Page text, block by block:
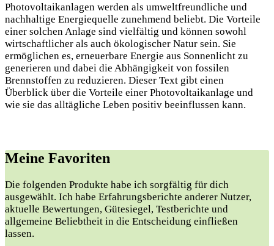
Photovoltaikanlagen werden als umweltfreundliche und
nachhaltige Energiequelle zunehmend beliebt. Die Vorteile
einer solchen Anlage sind vielfältig und können sowohl
wirtschaftlicher als auch ökologischer Natur sein. Sie
ermöglichen es, erneuerbare Energie aus Sonnenlicht zu
generieren und dabei die Abhängigkeit von fossilen
Brennstoffen zu reduzieren. Dieser Text gibt einen
Überblick über die Vorteile einer Photovoltaikanlage und
wie sie das alltägliche Leben positiv beeinflussen kann.
Meine ⁣Favoriten
Die folgenden Produkte habe ich sorgfältig für dich
ausgewählt.⁣ Ich habe Erfahrungsberichte anderer Nutzer,
aktuelle​ Bewertungen, Gütesiegel, Testberichte ⁢und
allgemeine Beliebtheit⁣ in die Entscheidung einfließen
lassen.